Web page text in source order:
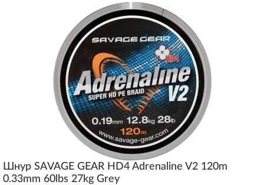
Шнур SAVAGE GEAR HD4 Adrenaline V2 120m
0.33mm 60lbs 27kg Grey